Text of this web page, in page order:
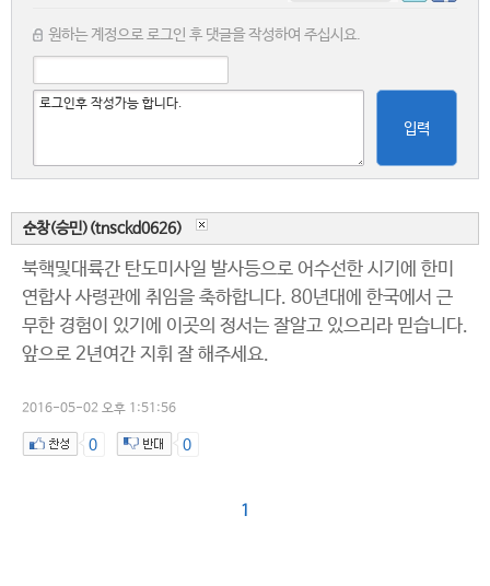
원하는 계정으로 로그인 후 댓글을 작성하여 주십시요.
입력
순창(승민)(tnsckd0626)
북핵및대륙간 탄도미사일 발사등으로 어수선한 시기에 한미
연합사 사령관에 취임을 축하합니다. 80년대에 한국에서 근
무한 경험이 있기에 이곳의 정서는 잘알고 있으리라 믿습니다.
앞으로 2년여간 지휘 잘 해주세요.
2016-05-02 오후 1:51:56
0 0
1